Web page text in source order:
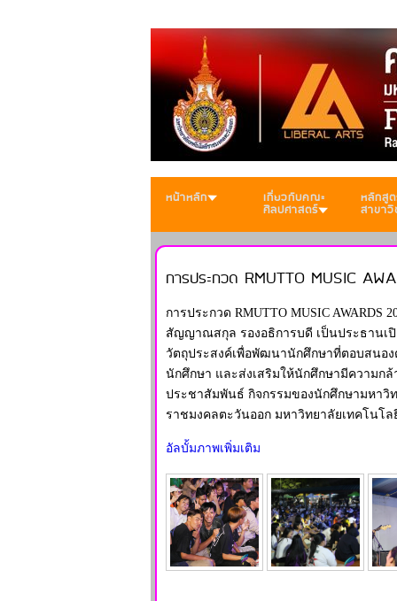
หน้าหลัก เกี่ยวกับคณะ
ศิลปศาสตร์
หลักสูต
สาขา
การประกวด RMUTTO MUSIC
การประกวด RMUTTO MUSIC
สัญญาณสกุล รองอธิการบดี เป็นประธานเปิ
วัตถุประสงค์เพื่อพัฒนานักศึกษาที่ตอบสนอ
นักศึกษา และส่งเสริมให้นักศึกษามีความก
ประชาสัมพันธ์ กิจกรรมของนักศึกษามหาวิ
ราชมงคลตะวันออก มหาวิทยาลัยเทคโนโ
อัลบั้มภาพเพิ่มเติม